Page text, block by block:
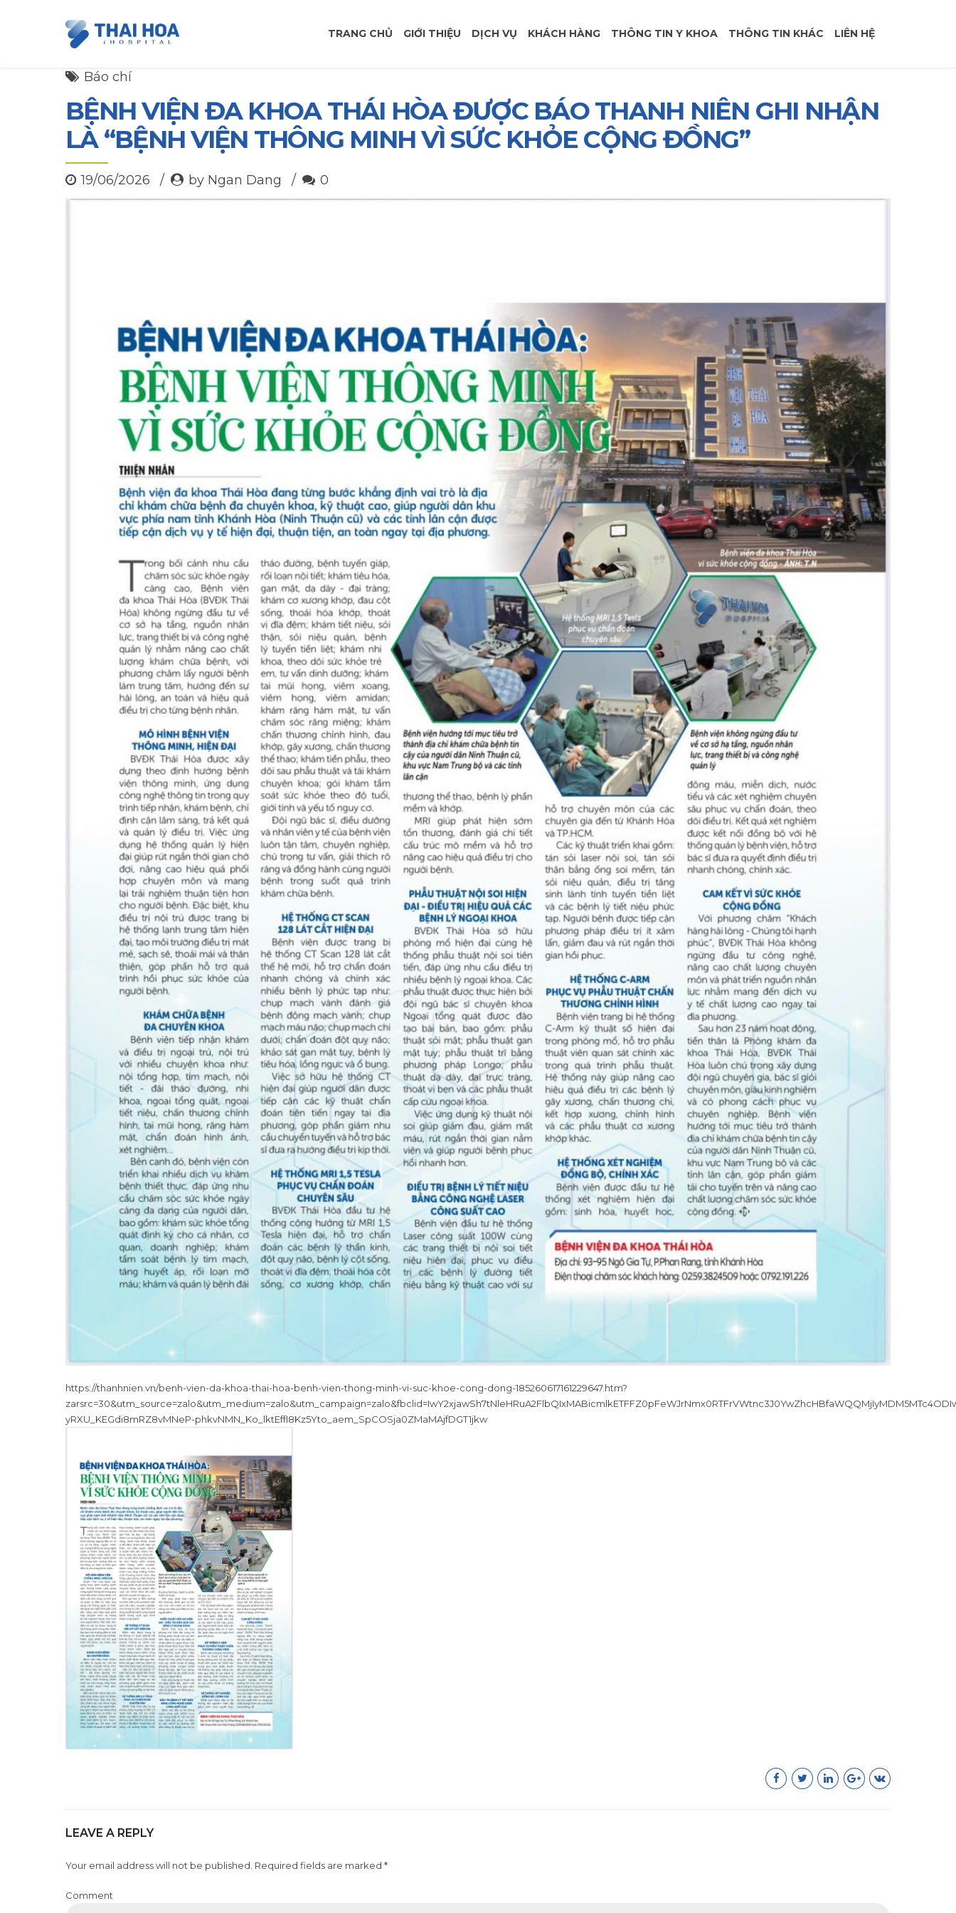
TRANG CHỦ GIỚI THIỆU DỊCH VỤ KHÁCH HÀNG THÔNG TIN Y KHOA THÔNG TIN KHÁC LIÊN HỆ
Báo chí
BỆNH VIỆN ĐA KHOA THÁI HÒA ĐƯỢC BÁO THANH NIÊN GHI NHẬN
LÀ “BỆNH VIỆN THÔNG MINH VÌ SỨC KHỎE CỘNG ĐỒNG”
19/06/2026 by Ngan Dang 0
https://thanhnien.vn/benh-vien-da-khoa-thai-hoa-benh-vien-thong-minh-vi-suc-khoe-cong-dong-185260617161229647.htm?
yRXU_KEGdi8mRZ8vMNeP-phkvNMN_Ko_lktEffI8Kz5Yto_aem_SpCOSja0ZMaMAjfDGT1jkw
LEAVE A REPLY
Your email address will not be published. Required fields are marked *
Comment